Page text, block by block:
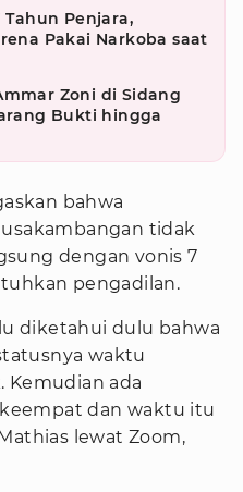
Penjara,
Pakai Narkoba saat
Zoni di Sidang
Bukti hingga
bahwa
tidak
dengan vonis 7
pengadilan.
diketahui dulu bahwa
waktu
Kemudian ada
dan waktu itu
lewat Zoom,